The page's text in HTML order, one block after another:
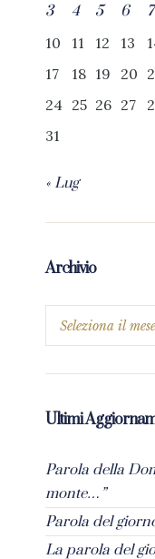
3
4 5 6 7
10
11 12 13
17
18 19 20
24 25 26 27
31
« Lug
Archivio
Ultimi
Parola della
monte…”
Parola del
La parola del